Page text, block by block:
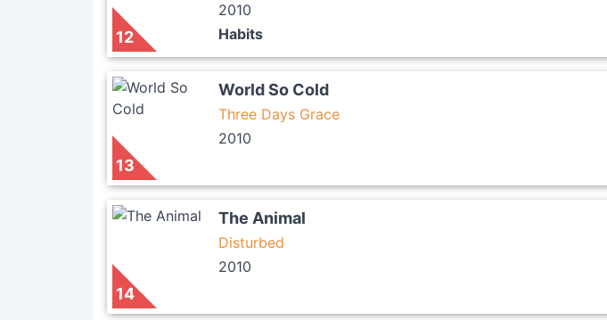
12
2010
Habits
13
World So Cold
Three Days Grace
2010
14
The Animal
Disturbed
2010